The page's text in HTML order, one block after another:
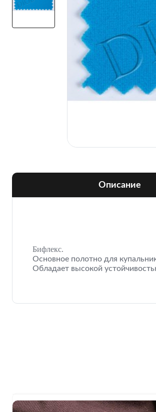
Описание
Бифлекс.
Основное полотно для
Обладает высокой